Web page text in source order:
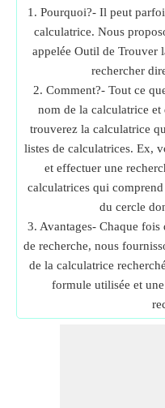
1. Pourquoi?- Il peut
calculatrice. Nous
appelée Outil de Trouver
rechercher
2. Comment?- Tout ce
nom de la calculatrice et
trouverez la calculatrice
listes de calculatrices. Ex,
et effectuer une
calculatrices qui
du cercle
3. Avantages- Chaque
de recherche, nous
de la calculatrice
formule utilisée et